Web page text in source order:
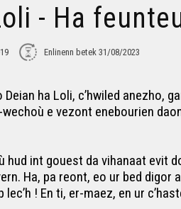
- Ha
Enlinenn betek 31/08/2023
Deian ha Loli, c’hwiled anezho,
e vezont enebourien
hud int gouest da vihanaat evit
Ha, pa reont, eo ur bed digor
lec’h ! En ti, er-maez, en ur